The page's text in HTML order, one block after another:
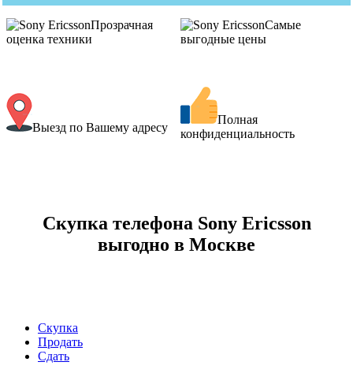
Прозрачная
оценка техники
Самые
выгодные цены
Выезд по Вашему адресу
Полная
конфиденциальность
Скупка телефона Sony Ericsson
выгодно в Москве
Скупка
Продать
Сдать